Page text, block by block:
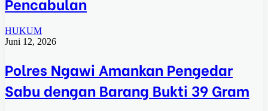
HUKUM
Juni 12, 2026
Polres Ngawi Amankan Pengedar
Sabu dengan Barang Bukti 39 Gram